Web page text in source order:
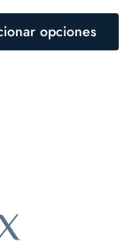
opciones